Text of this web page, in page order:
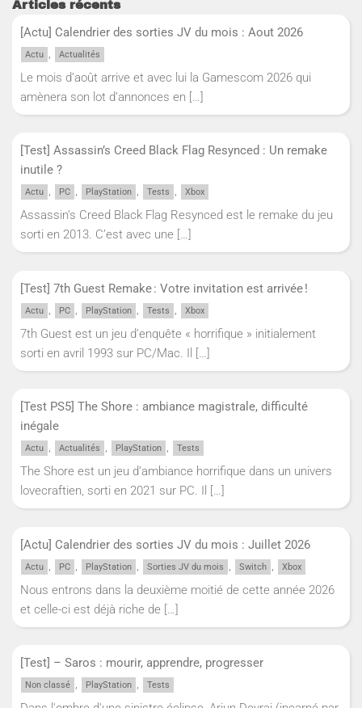
Articles récents
[Actu] Calendrier des sorties JV du mois : Aout 2026
Actu , Actualités
Le mois d’août arrive et avec lui la Gamescom 2026 qui
amènera son lot d’annonces en […]
[Test] Assassin’s Creed Black Flag Resynced : Un remake
inutile ?
Actu , PC , PlayStation , Tests , Xbox
Assassin’s Creed Black Flag Resynced est le remake du jeu
sorti en 2013. C’est avec une […]
[Test] 7th Guest Remake : Votre invitation est arrivée !
Actu , PC , PlayStation , Tests , Xbox
7th Guest est un jeu d’enquête « horrifique » initialement
sorti en avril 1993 sur PC/Mac. Il […]
[Test PS5] The Shore : ambiance magistrale, difficulté
inégale
Actu , Actualités , PlayStation , Tests
The Shore est un jeu d’ambiance horrifique dans un univers
lovecraftien, sorti en 2021 sur PC. Il […]
[Actu] Calendrier des sorties JV du mois : Juillet 2026
Actu , PC , PlayStation , Sorties JV du mois , Switch , Xbox
Nous entrons dans la deuxième moitié de cette année 2026
et celle-ci est déjà riche de […]
[Test] – Saros : mourir, apprendre, progresser
Non classé , PlayStation , Tests